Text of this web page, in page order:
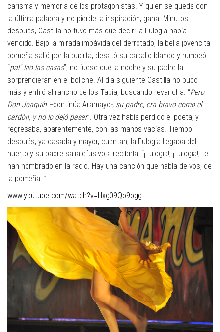
carisma y memoria de los protagonistas. Y quien se queda con
la última palabra y no pierde la inspiración, gana. Minutos
después, Castilla no tuvo más que decir: la Eulogia había
vencido. Bajo la mirada impávida del derrotado, la bella jovencita
pomeña salió por la puerta, desató su caballo blanco y rumbeó
“pal´ lao las casas”, no fuese que la noche y su padre la
sorprendieran en el boliche. Al día siguiente Castilla no pudo
más y enfiló al rancho de los Tapia, buscando revancha. “Pero
Don Joaquín –continúa Aramayo-, su padre, era bravo como el
cardón, y no lo dejó pasar”. Otra vez había perdido el poeta, y
regresaba, aparentemente, con las manos vacías. Tiempo
después, ya casada y mayor, cuentan, la Eulogia llegaba del
huerto y su padre salía efusivo a recibirla: “¡Eulogia!, ¡Eulogia!, te
han nombrado en la radio. Hay una canción que habla de vos, de
la pomeña…”
www.youtube.com/watch?v=Hxg09Qo9ogg